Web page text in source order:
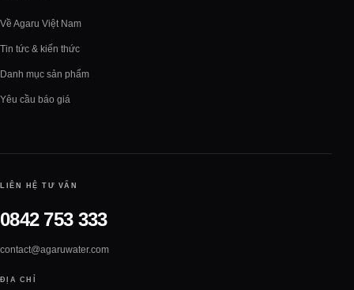
Về Agaru Việt Nam
Tin tức & kiến thức
Danh mục sản phẩm
Yêu cầu báo giá
LIÊN HỆ TƯ VẤN
0842 753 333
contact@agaruwater.com
ĐỊA CHỈ